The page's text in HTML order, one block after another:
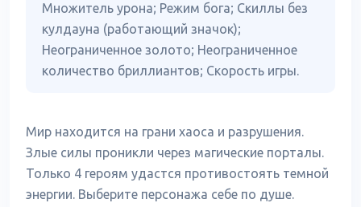
Множитель урона; Режим бога; Скиллы без
кулдауна (работающий значок);
Неограниченное золото; Неограниченное
количество бриллиантов; Скорость игры.
Мир находится на грани хаоса и разрушения.
Злые силы проникли через магические порталы.
Только 4 героям удастся противостоять темной
энергии. Выберите персонажа себе по душе.